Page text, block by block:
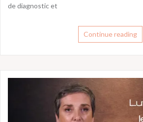
de diagnostic et
Continue reading